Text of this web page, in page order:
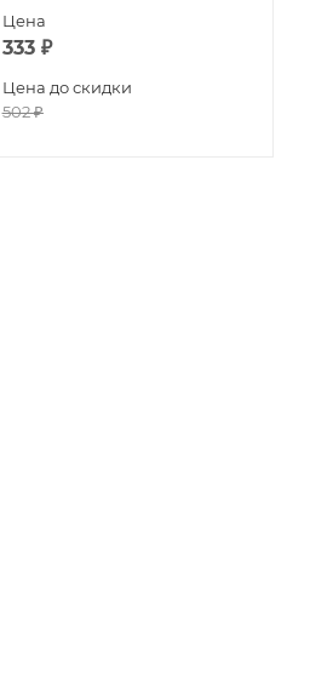
Цена
333₽
Цена до скидки
502₽